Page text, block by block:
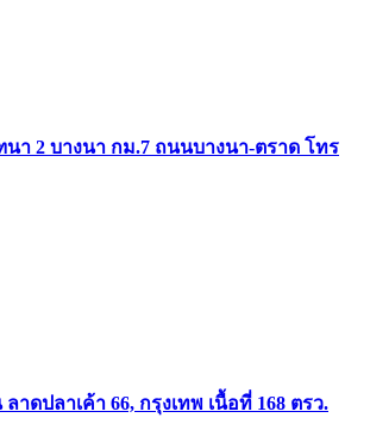
า 2 บางนา กม.7 ถนนบางนา-ตราด โทร
าดปลาเค้า 66, กรุงเทพ เนื้อที่ 168 ตรว.